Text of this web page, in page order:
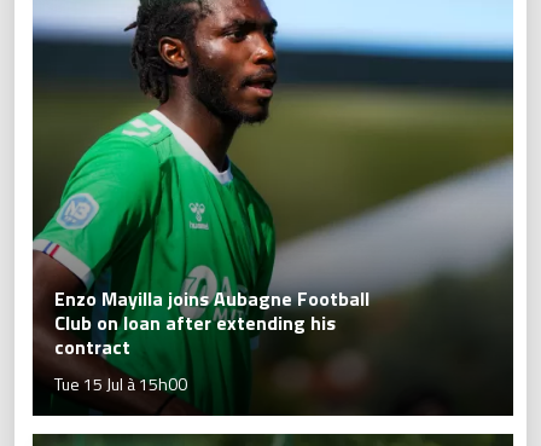
Enzo Mayilla joins Aubagne Football
Club on loan after extending his
contract
Tue 15 Jul à 15h00